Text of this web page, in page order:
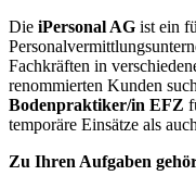
Die iPersonal AG ist ein
Fachkräften in
renommierten Kunden
Bodenpraktiker/in EFZ
temporäre Einsätze als
Zu Ihren Aufgaben